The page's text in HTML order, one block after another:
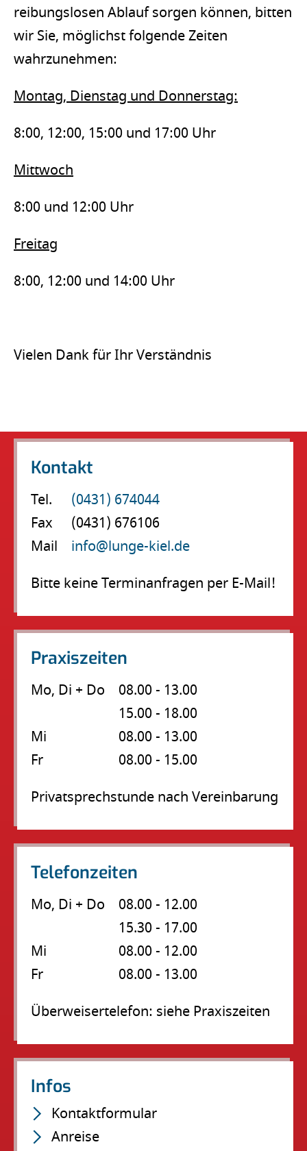
reibungslosen Ablauf sorgen können, bitten
wir Sie, möglichst folgende Zeiten
wahrzunehmen:
Montag, Dienstag und Donnerstag:
8:00, 12:00, 15:00 und 17:00 Uhr
Mittwoch
8:00 und 12:00 Uhr
Freitag
8:00, 12:00 und 14:00 Uhr
Vielen Dank für Ihr Verständnis
Kontakt
Tel.
(0431) 674044
Fax
(0431) 676106
Mail
info@lunge-kiel.de
Bitte keine Terminanfragen per E-Mail!
Praxiszeiten
Mo, Di + Do
08.00 - 13.00
15.00 - 18.00
Mi
08.00 - 13.00
Fr
08.00 - 15.00
Privatsprechstunde nach Vereinbarung
Telefonzeiten
Mo, Di + Do
08.00 - 12.00
15.30 - 17.00
Mi
08.00 - 12.00
Fr
08.00 - 13.00
Überweisertelefon: siehe Praxiszeiten
Infos
Navigation
überspringen
Kontaktformular
Anreise